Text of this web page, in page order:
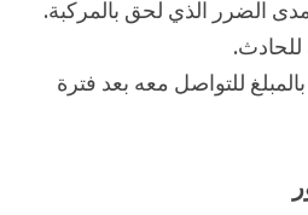
للتواصل معه بعد فترة